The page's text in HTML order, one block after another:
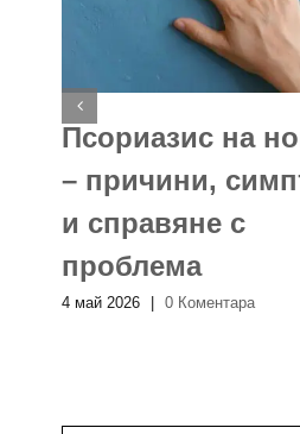
Псориазис на
– причини,
и справяне с
проблема
4 май 2026 0 Коментара